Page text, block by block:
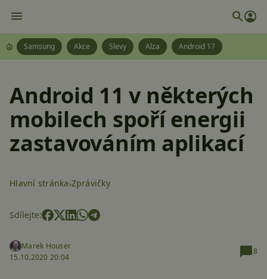
Samsung Akce Slevy Alza Android 17
Android 11 v některých
mobilech spoří energii
zastavováním aplikací
Hlavní stránka Zprávičky
Sdílejte:
Marek Houser
15.10.2020 20:04
8